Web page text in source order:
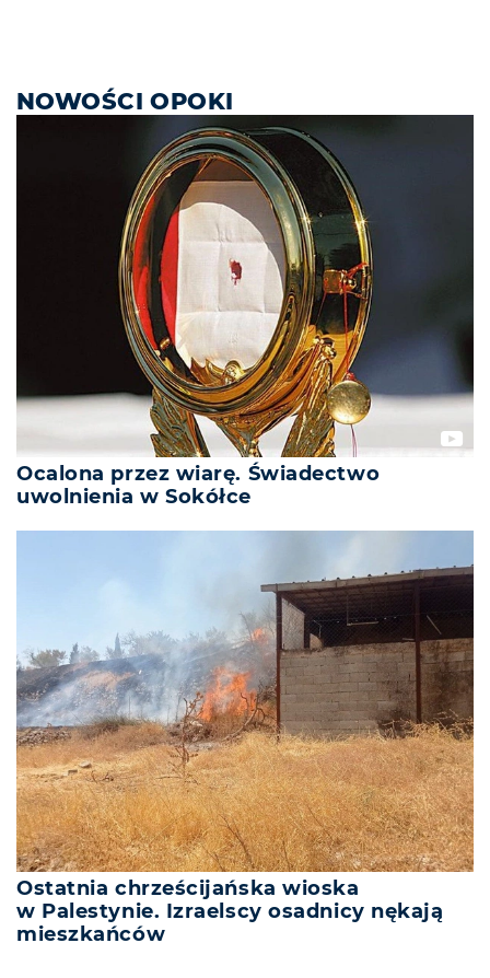
NOWOŚCI OPOKI
Ocalona przez wiarę. Świadectwo
uwolnienia w Sokółce
Ostatnia chrześcijańska wioska
w Palestynie. Izraelscy osadnicy nękają
mieszkańców